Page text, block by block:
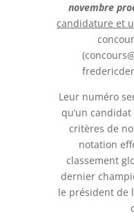
novembre
candidature et
Leur numéro
qu’un
critères de
notation
classement
dernier
le président de